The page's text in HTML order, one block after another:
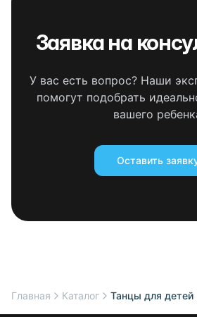
Заявка на
У вас есть вопрос? Наши
помогут подобрать
вашего
Оставить
Главная Каталог Танцы для детей